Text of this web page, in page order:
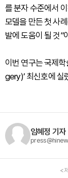
를 분자 수준에서
모델을 만든 첫 사
발에 도움이 될 것”
이번 연구는 국제
gery)’ 최신호에 실
임혜정 기자
<